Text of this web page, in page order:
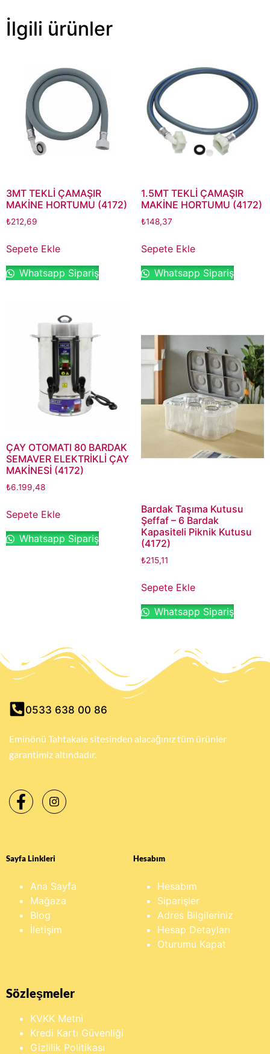
İlgili ürünler
3MT TEKLİ ÇAMAŞIR
MAKİNE HORTUMU (4172)
₺212,69
Sepete Ekle
Whatsapp Sipariş
1.5MT TEKLİ ÇAMAŞIR
MAKİNE HORTUMU (4172)
₺148,37
Sepete Ekle
Whatsapp Sipariş
ÇAY OTOMATI 80 BARDAK
SEMAVER ELEKTRİKLİ ÇAY
MAKİNESİ (4172)
₺6.199,48
Sepete Ekle
Whatsapp Sipariş
Bardak Taşıma Kutusu
Şeffaf – 6 Bardak
Kapasiteli Piknik Kutusu
(4172)
₺215,11
Sepete Ekle
Whatsapp Sipariş
0533 638 00 86
Eminönü Tahtakale sitesinden alacağınız tüm ürünler
garantimiz altındadır.
Sayfa Linkleri
Ana Sayfa
Mağaza
Blog
İletişim
Hesabım
Hesabım
Siparişler
Adres Bilgileriniz
Hesap Detayları
Oturumu Kapat
Sözleşmeler
KVKK Metni
Kredi Kartı Güvenliği
Gizlilik Politikası